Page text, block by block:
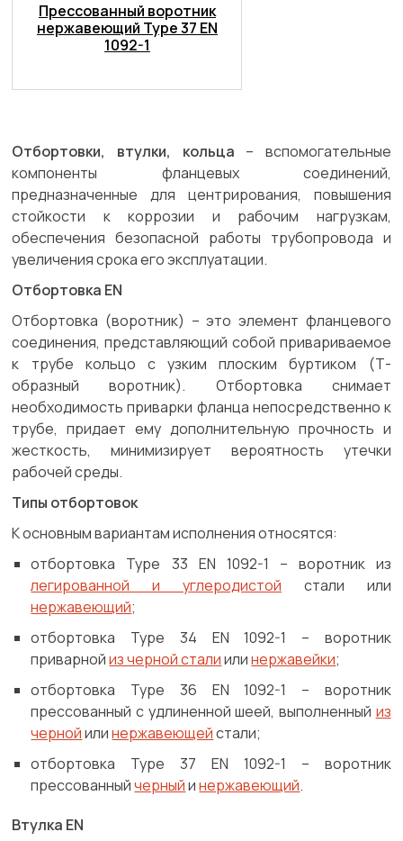
Прессованный воротник
нержавеющий Type 37 EN
1092-1
Отбортовки, втулки, кольца – вспомогательные
компоненты фланцевых соединений,
предназначенные для центрирования, повышения
стойкости к коррозии и рабочим нагрузкам,
обеспечения безопасной работы трубопровода и
увеличения срока его эксплуатации.
Отбортовка EN
Отбортовка (воротник) – это элемент фланцевого
соединения, представляющий собой привариваемое
к трубе кольцо с узким плоским буртиком (Т-
образный воротник). Отбортовка снимает
необходимость приварки фланца непосредственно к
трубе, придает ему дополнительную прочность и
жесткость, минимизирует вероятность утечки
рабочей среды.
Типы отбортовок
К основным вариантам исполнения относятся:
отбортовка Type 33 EN 1092-1 – воротник из
легированной и углеродистой стали или
нержавеющий;
отбортовка Type 34 EN 1092-1 – воротник
приварнойиз черной сталиилинержавейки;
отбортовка Type 36 EN 1092-1 – воротник
прессованный с удлиненной шеей, выполненный из
чернойилинержавеющейстали;
отбортовка Type 37 EN 1092-1 – воротник
прессованныйчерныйинержавеющий.
Втулка EN